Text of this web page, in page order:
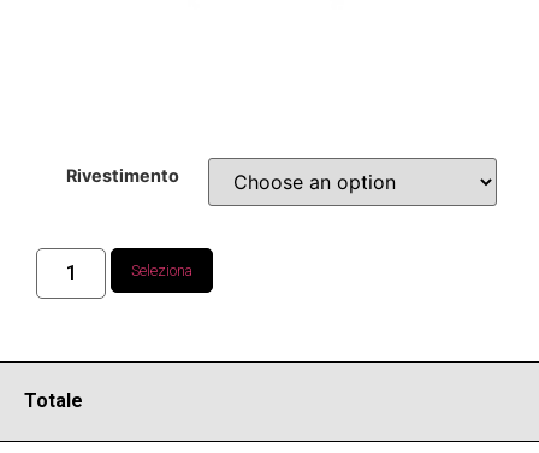
Rivestimento
Seleziona
Totale